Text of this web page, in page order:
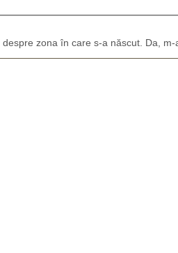
zona în care s-a născut. Da,